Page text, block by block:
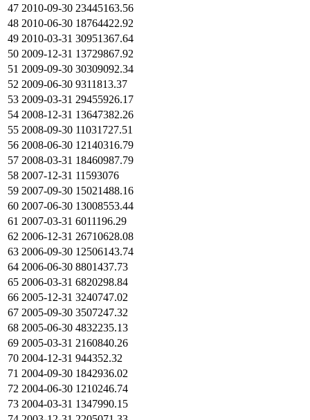
47 2010-09-30 23445163.56
48 2010-06-30 18764422.92
49 2010-03-31 30951367.64
50 2009-12-31 13729867.92
51 2009-09-30 30309092.34
52 2009-06-30 9311813.37
53 2009-03-31 29455926.17
54 2008-12-31 13647382.26
55 2008-09-30 11031727.51
56 2008-06-30 12140316.79
57 2008-03-31 18460987.79
58 2007-12-31 11593076
59 2007-09-30 15021488.16
60 2007-06-30 13008553.44
61 2007-03-31 6011196.29
62 2006-12-31 26710628.08
63 2006-09-30 12506143.74
64 2006-06-30 8801437.73
65 2006-03-31 6820298.84
66 2005-12-31 3240747.02
67 2005-09-30 3507247.32
68 2005-06-30 4832235.13
69 2005-03-31 2160840.26
70 2004-12-31 944352.32
71 2004-09-30 1842936.02
72 2004-06-30 1210246.74
73 2004-03-31 1347990.15